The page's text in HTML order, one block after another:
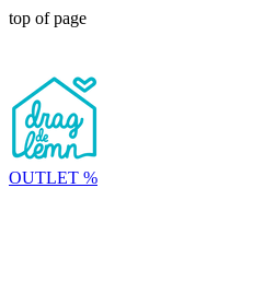
top of page
OUTLET %